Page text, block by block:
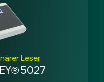
Leser
5027